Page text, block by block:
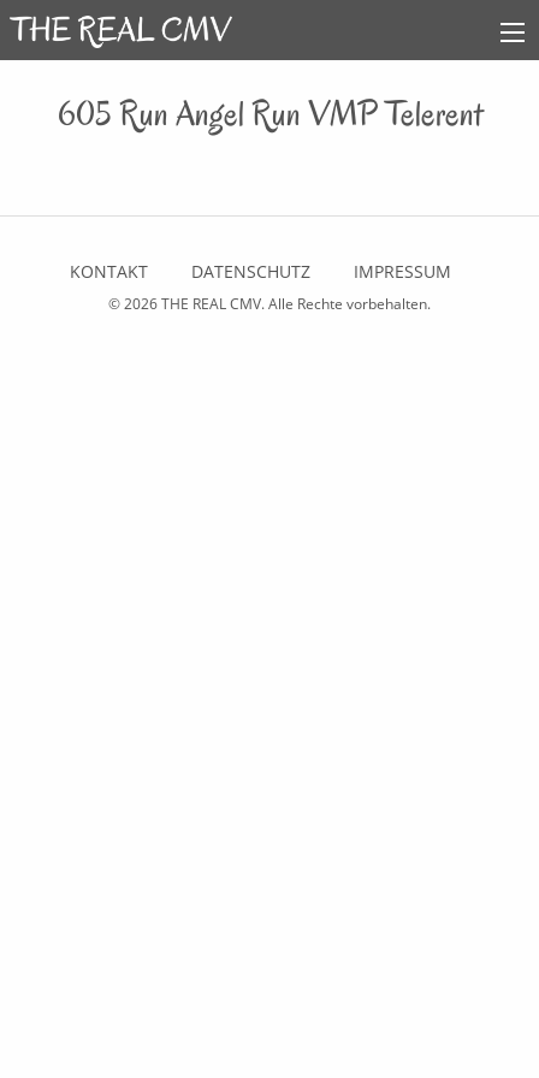
605 Run Angel Run VMP Telerent
KONTAKT DATENSCHUTZ IMPRESSUM
© 2026THE REAL CMV. Alle Rechte vorbehalten.